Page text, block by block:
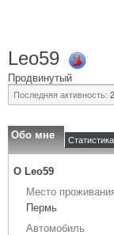
Leo59
Продвинутый
Последняя активность:
Обо мне Статистика
О Leo59
Место
Пермь
Автомобиль